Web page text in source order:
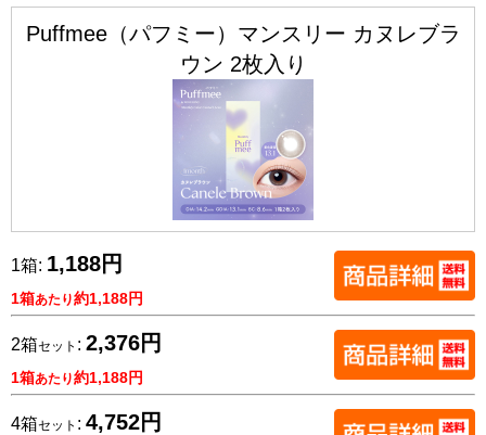
Puffmee（パフミー）マンスリー カヌレブラ
ウン 2枚入り
1箱: 1,188円
1箱あたり約1,188円
2箱セット : 2,376円
1箱あたり約1,188円
4箱セット : 4,752円